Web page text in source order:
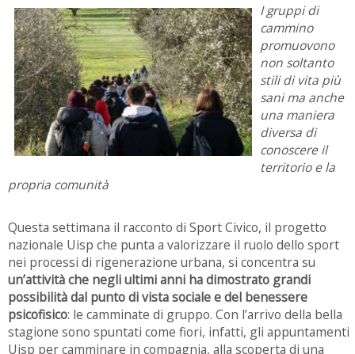
I gruppi di
cammino
promuovono
non soltanto
stili di vita più
sani ma anche
una maniera
diversa di
conoscere il
territorio e la
propria comunità
Questa settimana il racconto di Sport Civico, il progetto
nazionale Uisp che punta a valorizzare il ruolo dello sport
nei processi di rigenerazione urbana, si concentra su
un’attività che negli ultimi anni ha dimostrato grandi
possibilità dal punto di vista sociale e del benessere
psicofisico: le camminate di gruppo. Con l’arrivo della bella
stagione sono spuntati come fiori, infatti, gli appuntamenti
Uisp per camminare in compagnia, alla scoperta di una